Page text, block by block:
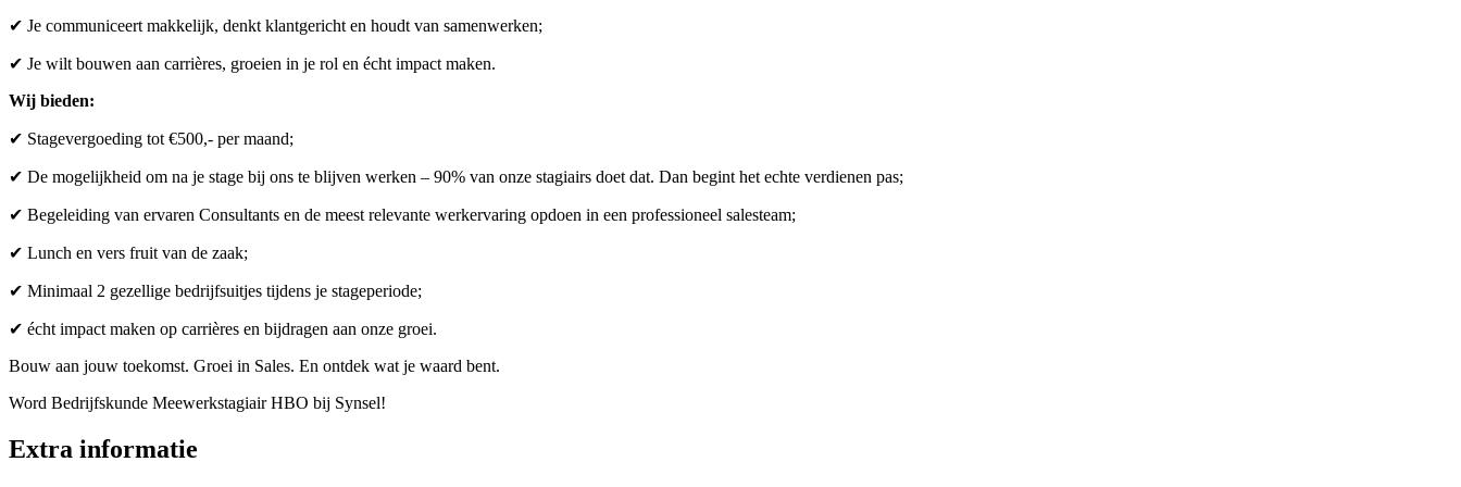
✔ Je communiceert makkelijk, denkt klantgericht en houdt van samenwerken;
✔ Je wilt bouwen aan carrières, groeien in je rol en écht impact maken.
Wij bieden:
✔ Stagevergoeding tot €500,- per maand;
✔ De mogelijkheid om na je stage bij ons te blijven werken – 90% van onze stagiairs doet dat. Dan begint het echte verdienen pas;
✔ Begeleiding van ervaren Consultants en de meest relevante werkervaring opdoen in een professioneel salesteam;
✔ Lunch en vers fruit van de zaak;
✔ Minimaal 2 gezellige bedrijfsuitjes tijdens je stageperiode;
✔ écht impact maken op carrières en bijdragen aan onze groei.
Bouw aan jouw toekomst. Groei in Sales. En ontdek wat je waard bent.
Word Bedrijfskunde Meewerkstagiair HBO bij Synsel!
Extra informatie